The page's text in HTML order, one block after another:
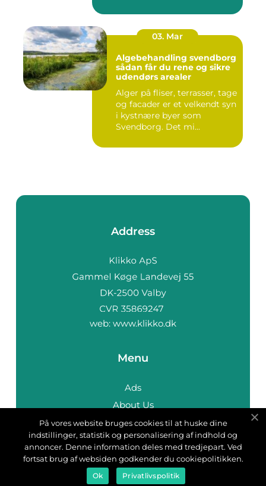
03. Mar
Algebehandling svendborg
sådan får du rene og sikre
udendørs arealer
Alger på fliser, terrasser, tage
og facader er et velkendt syn
i kystnære byer som
Svendborg. Det mi...
Address
web: www.klikko.dk
Menu
Ads
About Us
Cookies
Contact
Sitemap
På vores website bruges cookies til at huske dine
indstillinger, statistik og personalisering af indhold og
annoncer. Denne information deles med tredjepart. Ved
fortsat brug af websiden godkender du cookiepolitikken.
Ok Privatlivspolitik